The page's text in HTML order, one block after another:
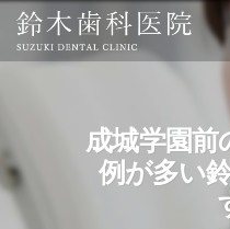
成城学園前
例が多い